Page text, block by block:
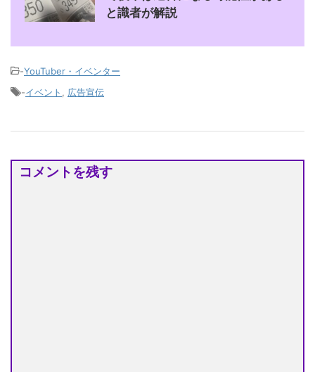
と識者が解説
-YouTuber・イベンター
-イベント , 広告宣伝
コメントを残す